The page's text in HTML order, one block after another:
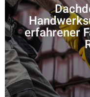
erfahrener